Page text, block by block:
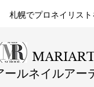
札幌​でプロネイリス
ールネイルアー